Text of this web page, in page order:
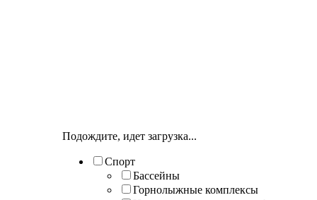
Подождите, идет загрузка...
Спорт
Бассейны
Горнолыжные комплексы